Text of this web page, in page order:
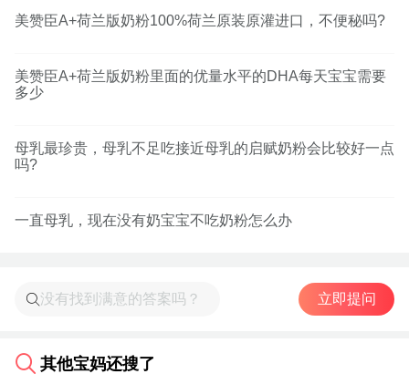
美赞臣A+荷兰版奶粉100%荷兰原装原灌进口，不便秘吗?
美赞臣A+荷兰版奶粉里面的优量水平的DHA每天宝宝需要
多少
母乳最珍贵，母乳不足吃接近母乳的启赋奶粉会比较好一点
吗?
一直母乳，现在没有奶宝宝不吃奶粉怎么办
立即提问
其他宝妈还搜了